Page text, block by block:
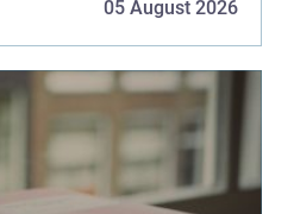
05 August 2026